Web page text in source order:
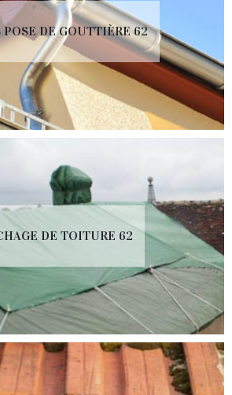
POSE DE GOUTTIÈRE 62
DE TOITURE 62